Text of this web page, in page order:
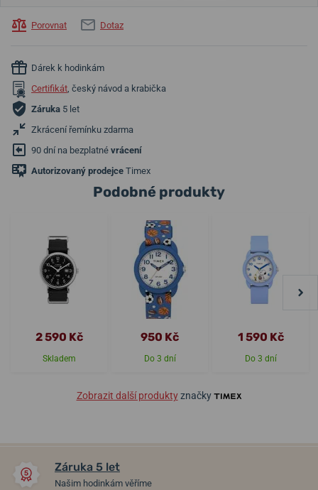
Porovnat Dotaz
Dárek k hodinkám
Certifikát, český návod a krabička
Záruka 5 let
Zkrácení řemínku zdarma
90 dní na bezplatné vrácení
Autorizovaný prodejce Timex
Podobné produkty
2 590 Kč
Skladem
950 Kč
Do 3 dní
1 590 Kč
Do 3 dní
Zobrazit další produktyznačky
Záruka 5 let
Našim hodinkám věříme